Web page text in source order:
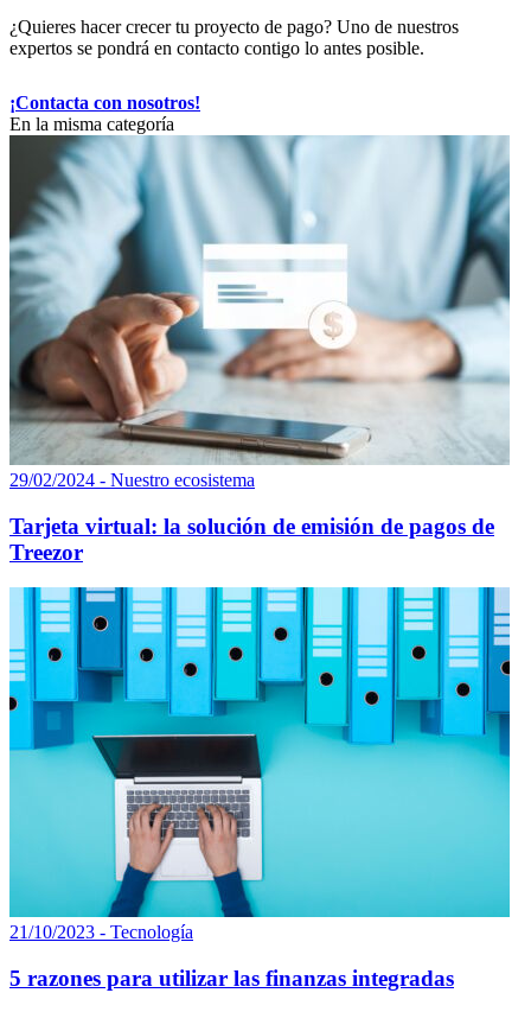
¿Quieres hacer crecer tu proyecto de pago? Uno de nuestros
expertos se pondrá en contacto contigo lo antes posible.
¡Contacta con nosotros!
En la misma categoría
29/02/2024 - Nuestro ecosistema
Tarjeta virtual: la solución de emisión de pagos de
Treezor
21/10/2023 - Tecnología
5 razones para utilizar las finanzas integradas